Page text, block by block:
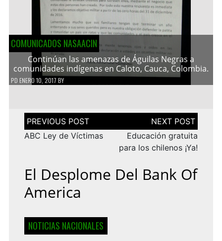
COMUNICADOS NASAACIN
Continúan las amenazas de Águilas Negras a
comunidades indígenas en Caloto, Cauca, Colombia.
PD ENERO 10, 2017 BY
Navegación
de
entradas
ABC Ley de Víctimas
Educación gratuita
para los chilenos ¡Ya!
El Desplome Del Bank Of
America
NOTICIAS NACIONALES